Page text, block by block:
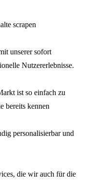
scrapen
unserer sofort
Nutzererlebnisse.
ist so einfach zu
bereits kennen
personalisierbar und
die wir auch für die